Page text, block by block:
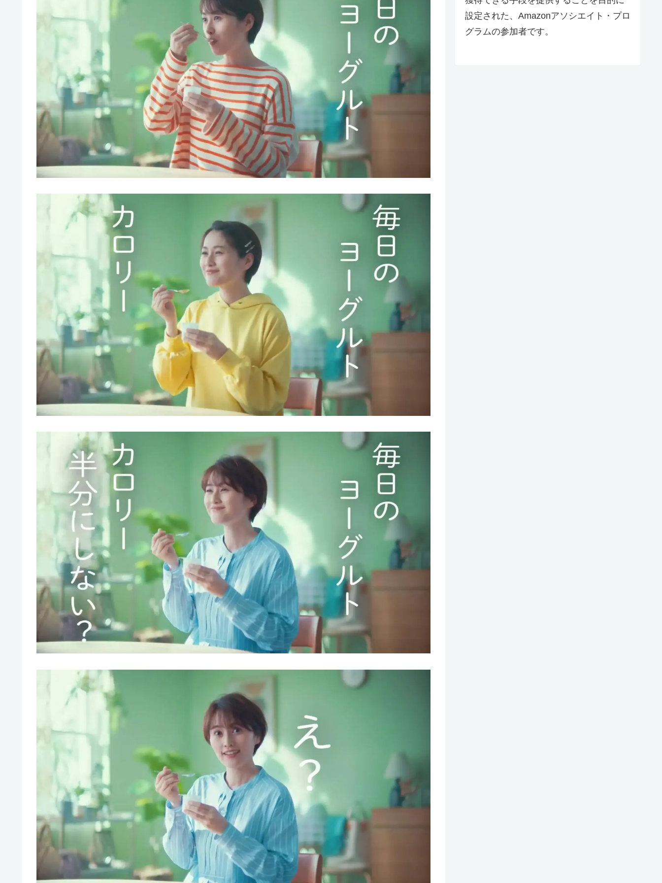
設定された、Amazonアソシエイト・プロ
グラムの参加者です。